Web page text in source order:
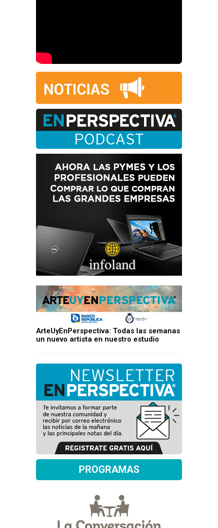
ArteUyEnPerspectiva: Todas las semanas
un nuevo artista en nuestro estudio
PROGRAMAS